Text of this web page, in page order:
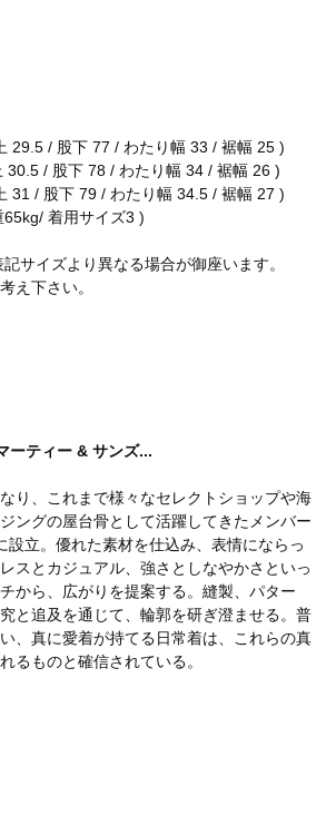
29.5 / 股下 77 / わたり幅 33 / 裾幅 25 )
30.5 / 股下 78 / わたり幅 34 / 裾幅 26 )
31 / 股下 79 / わたり幅 34.5 / 裾幅 27 )
着用サイズ3 )
サイズより異なる場合が御座います。
え下さい。
ーティー & サンズ...
り、これまで様々なセレクトショップや海
ングの屋台骨として活躍してきたメンバー
設立。優れた素材を仕込み、表情にならっ
スとカジュアル、強さとしなやかさといっ
から、広がりを提案する。縫製、パター
と追及を通じて、輪郭を研ぎ澄ませる。普
、真に愛着が持てる日常着は、これらの真
るものと確信されている。